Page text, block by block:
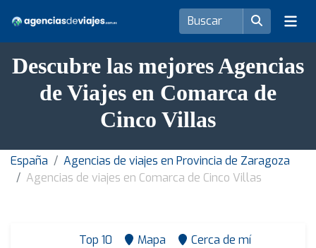
Descubre las mejores Agencias
de Viajes en Comarca de
Cinco Villas
España
Agencias de viajes en Provincia de Zaragoza
Agencias de viajes en Comarca de Cinco Villas
Top 10 Mapa Cerca de mí